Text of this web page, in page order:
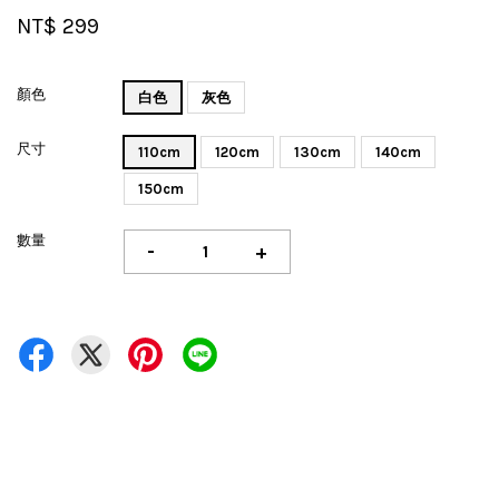
NT$ 299
顏色 白色 灰色
尺寸 110cm 120cm 130cm 140cm
150cm
數量 - +